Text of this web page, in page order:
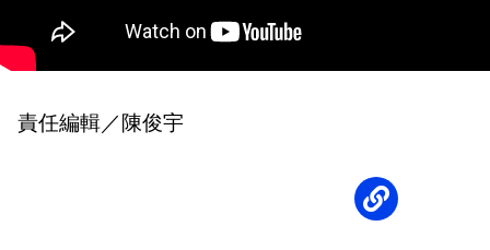
責任編輯／陳俊宇